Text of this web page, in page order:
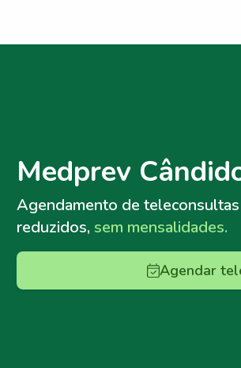
Medprev
Agendamento de teleconsultas
reduzidos, sem mensalidades.
Agendar